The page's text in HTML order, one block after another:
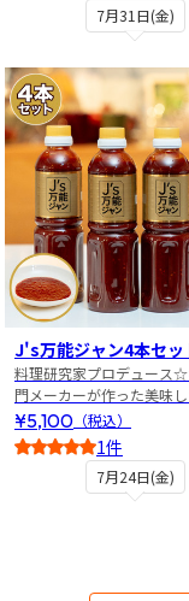
7月31日(金)
7月24日(金)
J's万能ジャン4本セッ
料理研究家プロデュース
門メーカーが作った美味し
¥5,100 （税込）
1件